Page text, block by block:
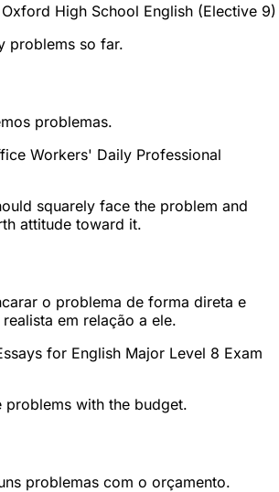
High School English (Elective 9)
problems so far.
problemas.
Workers' Daily Professional
squarely face the problem and
attitude toward it.
o problema de forma direta e
em relação a ele.
for English Major Level 8 Exam
problems with the budget.
problemas com o orçamento.